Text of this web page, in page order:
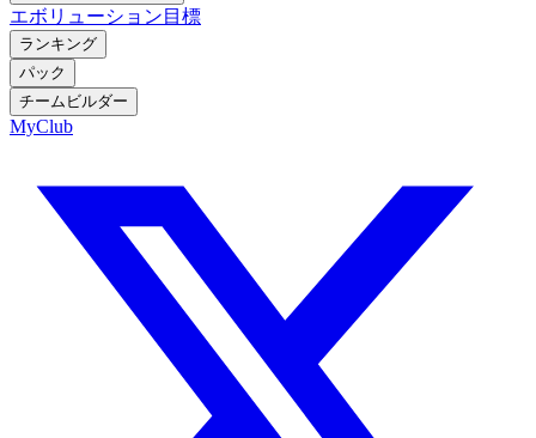
エボリューション 目標
ランキング
パック
チームビルダー
MyClub